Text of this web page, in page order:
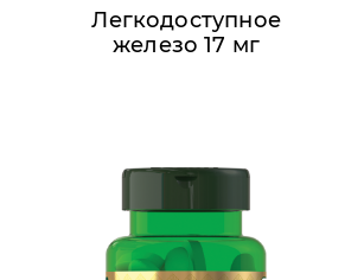
Легкодоступное
железо 17 мг